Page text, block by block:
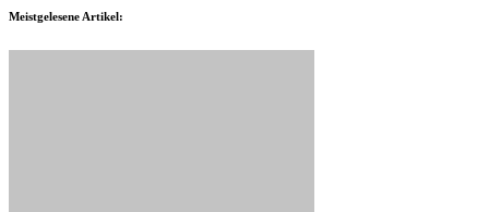
Meistgelesene Artikel: